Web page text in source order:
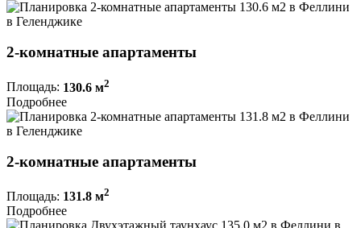
2-комнатные апартаменты
Площадь: 130.6 м2
Подробнее
2-комнатные апартаменты
Площадь: 131.8 м2
Подробнее